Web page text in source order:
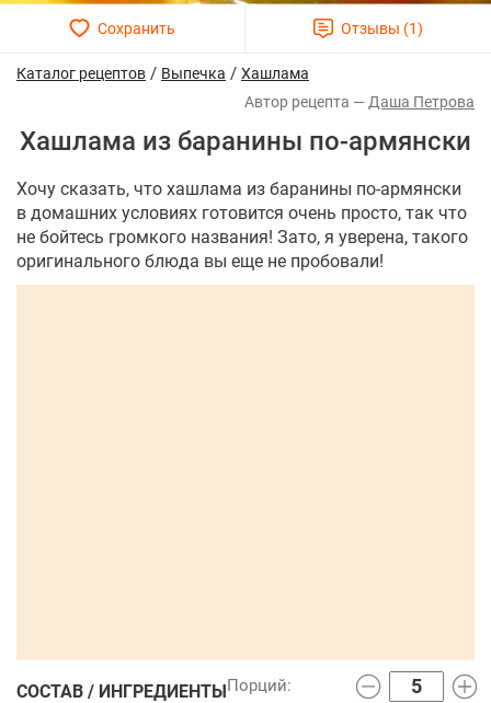
Каталог рецептов / Выпечка / Хашлама
Даша Петрова
Хашлама из баранины по-армянски
Хочу сказать, что хашлама из баранины по-армянски
в домашних условиях готовится очень просто, так что
не бойтесь громкого названия! Зато, я уверена, такого
оригинального блюда вы еще не пробовали!
СОСТАВ / ИНГРЕДИЕНТЫ